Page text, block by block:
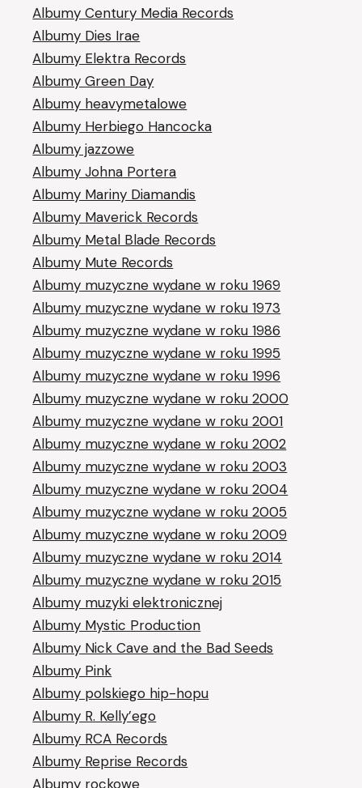
Albumy Century Media Records
Albumy Dies Irae
Albumy Elektra Records
Albumy Green Day
Albumy heavymetalowe
Albumy Herbiego Hancocka
Albumy jazzowe
Albumy Johna Portera
Albumy Mariny Diamandis
Albumy Maverick Records
Albumy Metal Blade Records
Albumy Mute Records
Albumy muzyczne wydane w roku 1969
Albumy muzyczne wydane w roku 1973
Albumy muzyczne wydane w roku 1986
Albumy muzyczne wydane w roku 1995
Albumy muzyczne wydane w roku 1996
Albumy muzyczne wydane w roku 2000
Albumy muzyczne wydane w roku 2001
Albumy muzyczne wydane w roku 2002
Albumy muzyczne wydane w roku 2003
Albumy muzyczne wydane w roku 2004
Albumy muzyczne wydane w roku 2005
Albumy muzyczne wydane w roku 2009
Albumy muzyczne wydane w roku 2014
Albumy muzyczne wydane w roku 2015
Albumy muzyki elektronicznej
Albumy Mystic Production
Albumy Nick Cave and the Bad Seeds
Albumy Pink
Albumy polskiego hip-hopu
Albumy R. Kelly’ego
Albumy RCA Records
Albumy Reprise Records
Albumy rockowe